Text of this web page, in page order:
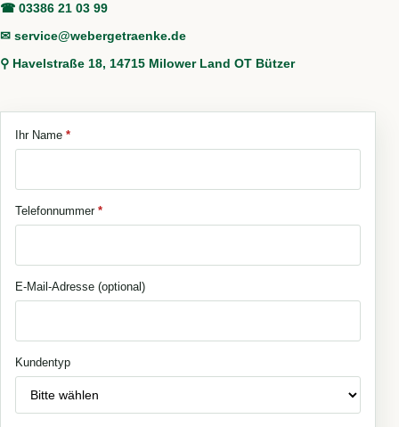
☎ 03386 21 03 99
✉ service@webergetraenke.de
⚲ Havelstraße 18, 14715 Milower Land OT Bützer
Ihr Name *
Telefonnummer *
E-Mail-Adresse (optional)
Kundentyp